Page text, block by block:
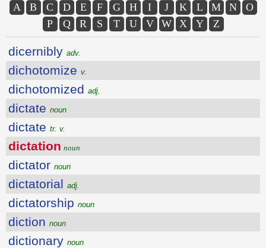
A B C D E F G H I J K L M N
O
P
Q R S T U V W X Y Z
dicernibly adv.
dichotomize v.
dichotomized adj.
dictate noun
dictate tr. v.
dictation noun
dictator noun
dictatorial adj.
dictatorship noun
diction noun
dictionary noun